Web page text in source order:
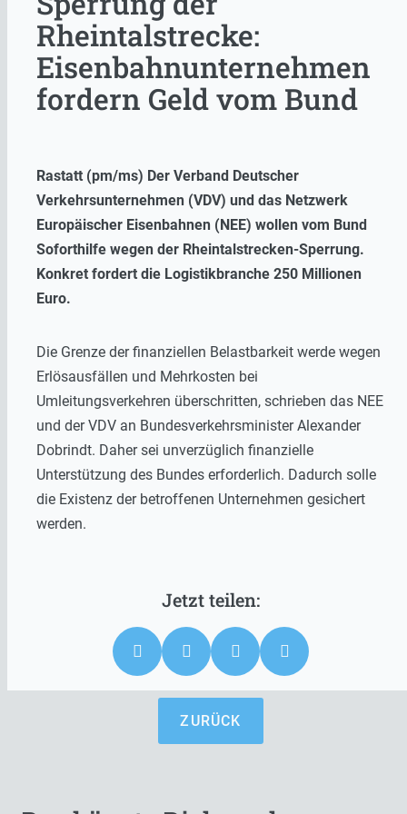
Rheintalstrecke:
Eisenbahnunternehmen
fordern Geld vom Bund
Rastatt (pm/ms) Der Verband Deutscher
Verkehrsunternehmen (VDV) und das Netzwerk
Europäischer Eisenbahnen (NEE) wollen vom Bund
Soforthilfe wegen der Rheintalstrecken-Sperrung.
Konkret fordert die Logistikbranche 250 Millionen
Euro.
Die Grenze der finanziellen Belastbarkeit werde wegen
Erlösausfällen und Mehrkosten bei
Umleitungsverkehren überschritten, schrieben das NEE
und der VDV an Bundesverkehrsminister Alexander
Dobrindt. Daher sei unverzüglich finanzielle
Unterstützung des Bundes erforderlich. Dadurch solle
die Existenz der betroffenen Unternehmen gesichert
werden.
ZURÜCK